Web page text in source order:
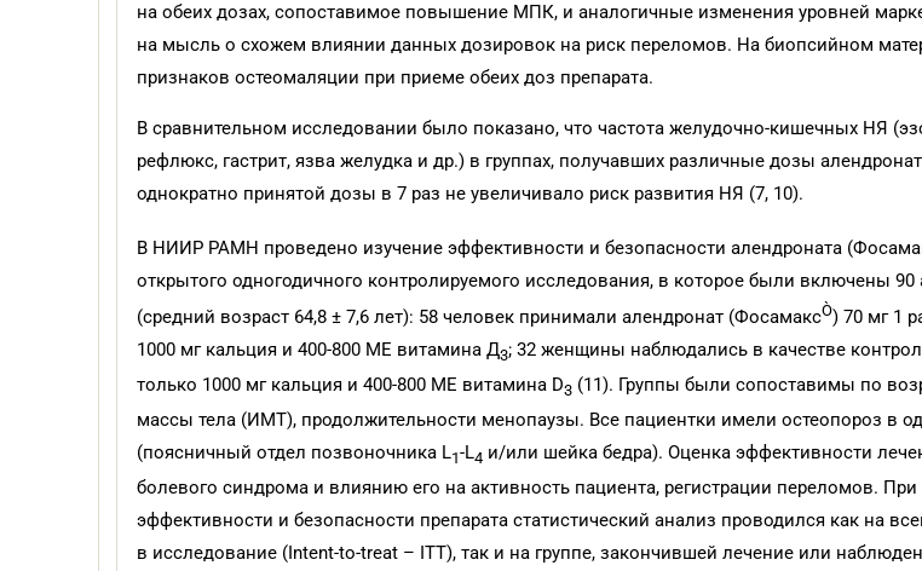
на обеих дозах, сопоставимое повышение МПК, и аналогичные изменения уровней
на мысль о схожем влиянии данных дозировок на риск переломов. На биопсийном
признаков остеомаляции при приеме обеих доз препарата.
В сравнительном исследовании было показано, что частота желудочно-кишечных НЯ
рефлюкс, гастрит, язва желудка и др.) в группах, получавших различные дозы
однократно принятой дозы в 7 раз не увеличивало риск развития НЯ (7, 10).
В НИИР РАМН проведено изучение эффективности и безопасности алендроната
открытого одногодичного контролируемого исследования, в которое были включены
(средний возраст 64,8 ± 7,6 лет): 58 человек принимали алендронат (ФосамаксÒ) 70 мг 1
1000 мг кальция и 400-800 МЕ витамина Д3; 32 женщины наблюдались в качестве
только 1000 мг кальция и 400-800 МЕ витамина D3 (11). Группы были сопоставимы по
массы тела (ИМТ), продолжительности менопаузы. Все пациентки имели остеопороз в
(поясничный отдел позвоночника L1-L4 и/или шейка бедра). Оценка эффективности
болевого синдрома и влиянию его на активность пациента, регистрации переломов.
эффективности и безопасности препарата статистический анализ проводился как на
в исследование (Intent-to-treat – ITT), так и на группе, закончившей лечение или